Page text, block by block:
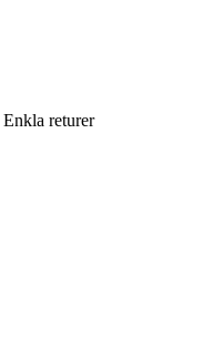
Enkla returer